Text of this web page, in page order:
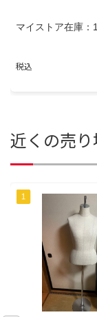
マイストア在庫：
税込
近くの売